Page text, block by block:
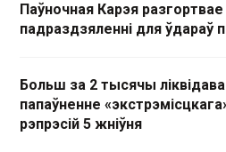
Паўночная Карэя
падраздзяленні для ўдараў
Больш за 2 тысячы
папаўненне
рэпрэсій 5 жніўня